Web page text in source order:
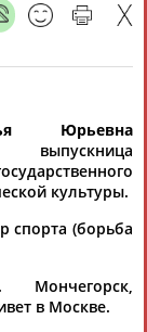
поиск
Юлия
АБАЛАКИНА
Ростом
АБАШИДЗЕ
Юрьевна
культуры.
спорта (борьба
в Москве.